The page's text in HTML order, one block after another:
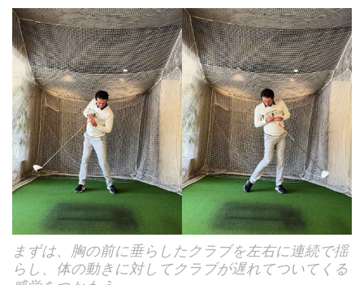
まずは、胸の前に垂らしたクラブを左右に連続で揺
らし、体の動きに対してクラブが遅れてついてくる